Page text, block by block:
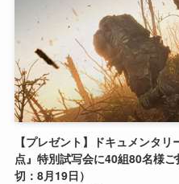
【プレゼント】ドキュメンタ
点』特別試写会に40組80名様
切：8月19日）